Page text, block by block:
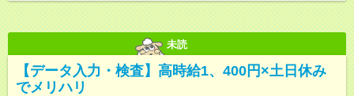
未読
【データ入力・検査】高時給1、400円×土日休み
でメリハリ